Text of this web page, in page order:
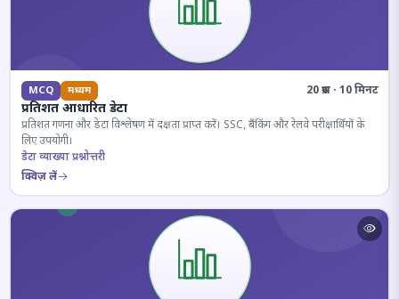
MCQ मध्यम 20 प्रश्न · 10 मिनट
प्रतिशत आधारित डेटा
प्रतिशत गणना और डेटा विश्लेषण में दक्षता प्राप्त करें। SSC, बैंकिंग और रेलवे परीक्षार्थियों के
लिए उपयोगी।
डेटा व्याख्या प्रश्नोत्तरी
क्विज़ लें